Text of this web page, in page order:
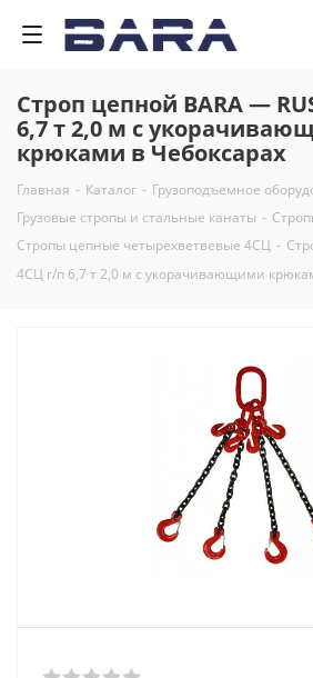
Строп цепной BARA —
6,7 т 2,0 м с
крюками в Чебоксарах
Главная - Каталог - Грузоподъемное
Грузовые стропы и стальные канаты -
Стропы цепные четырехветвевые 4СЦ -
4СЦ г/п 6,7 т 2,0 м с укорачивающими